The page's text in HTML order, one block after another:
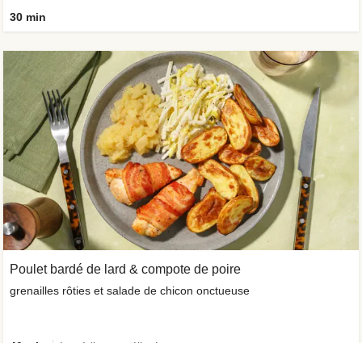
30 min
Poulet bardé de lard & compote de poire
grenailles rôties et salade de chicon onctueuse